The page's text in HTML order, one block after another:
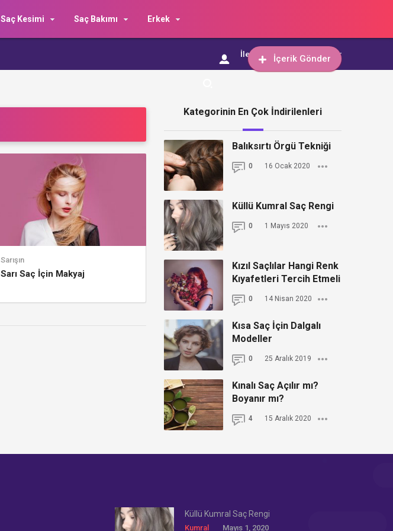
Saç Kesimi Saç Bakımı Erkek
İçerik Gönder
İletişim İçerik Gönder
Sarışın
Sarı Saç İçin Makyaj
Kategorinin En Çok İndirilenleri
Balıksırtı Örgü Tekniği
0 16 Ocak 2020
Küllü Kumral Saç Rengi
0 1 Mayıs 2020
Kızıl Saçlılar Hangi Renk
Kıyafetleri Tercih Etmeli
0 14 Nisan 2020
Kısa Saç İçin Dalgalı
Modeller
0 25 Aralık 2019
Kınalı Saç Açılır mı?
Boyanır mı?
4 15 Aralık 2020
Küllü Kumral Saç Rengi
Kumral Mayıs 1, 2020